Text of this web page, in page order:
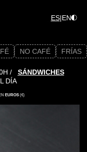
ES|EN
NO CAFÉ FRÍAS
/ SÁNDWICHES
DÍA
EUROS (€)